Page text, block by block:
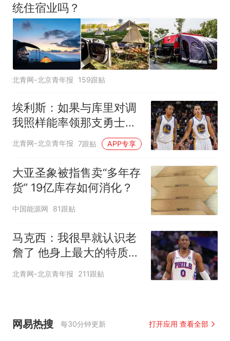
统住宿业吗？
北青网-北京青年报 159跟贴
埃利斯：如果与库里对调
我照样能率领那支勇士取
得现在的成就
北青网-北京青年报 7跟贴 APP专享
大亚圣象被指售卖“多年存
货” 19亿库存如何消化？
中国能源网 81跟贴
马克西：我很早就认识老
詹了 他身上最大的特质就
是谦逊
北青网-北京青年报 211跟贴
网易热搜 每30分钟更新 打开应用 查看全部